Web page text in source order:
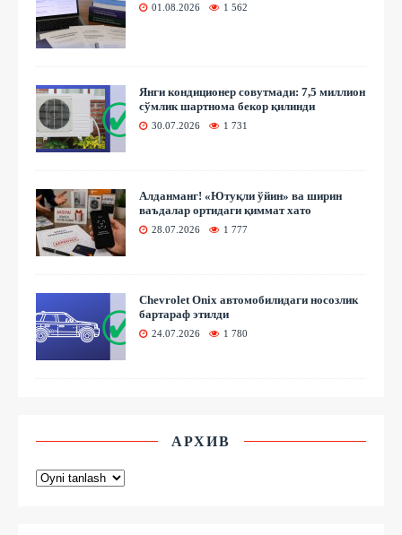
01.08.2026 1 562
Янги кондиционер совутмади: 7,5 миллион
сўмлик шартнома бекор қилинди
30.07.2026 1 731
Алданманг! «Ютуқли ўйин» ва ширин
ваъдалар ортидаги қиммат хато
28.07.2026 1 777
Chevrolet Onix автомобилидаги носозлик
бартараф этилди
24.07.2026 1 780
АРХИВ